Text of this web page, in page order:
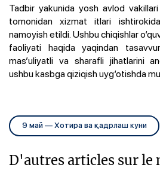
Tadbir yakunida yosh avlod
tomonidan xizmat itlari
namoyish etildi. Ushbu chiqishlar
faoliyati haqida yaqindan
mas’uliyatli va sharafli jihatlarini
ushbu kasbga qiziqish uyg‘otishda
9 май — Хотира ва қадрлаш куни
D'autres articles sur le